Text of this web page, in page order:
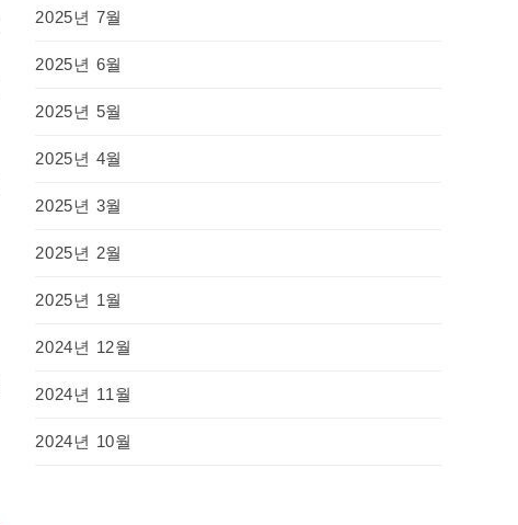
2025년 7월
2025년 6월
2025년 5월
2025년 4월
2025년 3월
2025년 2월
2025년 1월
2024년 12월
2024년 11월
2024년 10월